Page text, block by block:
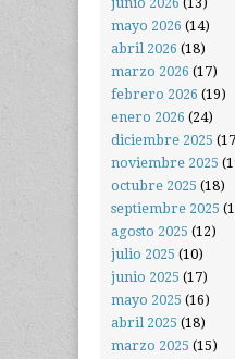
mayo 2026 (14)
abril 2026 (18)
marzo 2026 (17)
febrero 2026 (19)
enero 2026 (24)
diciembre 2025
noviembre 2025
octubre 2025 (18)
septiembre 2025
agosto 2025 (12)
julio 2025 (10)
junio 2025 (17)
mayo 2025 (16)
abril 2025 (18)
marzo 2025 (15)